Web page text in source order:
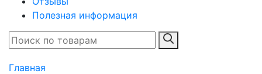
Полезная информация
Главная